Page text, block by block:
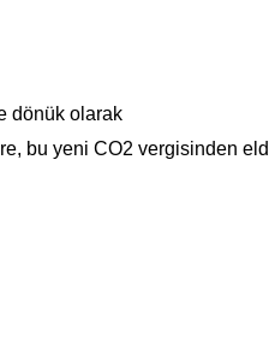
dönük olarak
bu yeni CO2 vergisinden